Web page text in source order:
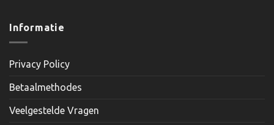
Informatie
Privacy Policy
Betaalmethodes
Veelgestelde Vragen